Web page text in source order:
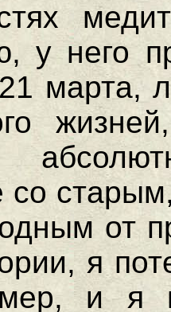
у него
марта,
со
от
я
и я